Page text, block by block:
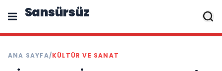
Sansürsüz
ANA SAYFA/KÜLTÜR VE SANAT